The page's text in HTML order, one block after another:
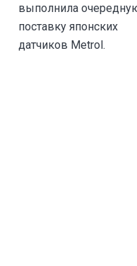
выполнила
поставку японских
датчиков Metrol.